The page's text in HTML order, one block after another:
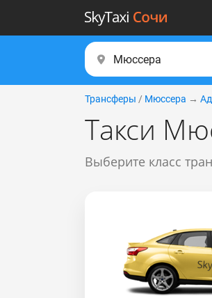
Трансферы / Мюссера →
Такси
Выберите класс